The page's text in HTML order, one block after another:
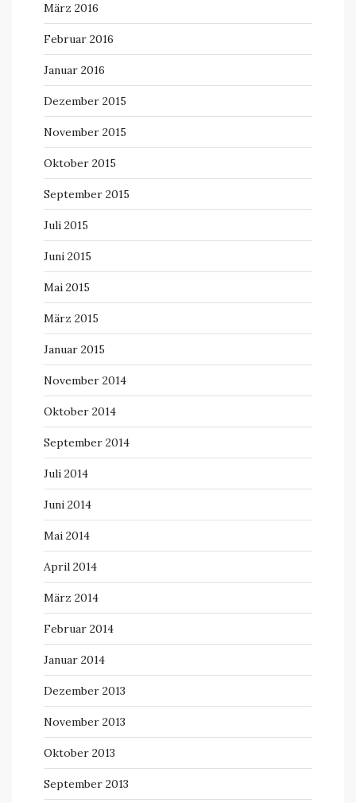
März 2016
Februar 2016
Januar 2016
Dezember 2015
November 2015
Oktober 2015
September 2015
Juli 2015
Juni 2015
Mai 2015
März 2015
Januar 2015
November 2014
Oktober 2014
September 2014
Juli 2014
Juni 2014
Mai 2014
April 2014
März 2014
Februar 2014
Januar 2014
Dezember 2013
November 2013
Oktober 2013
September 2013